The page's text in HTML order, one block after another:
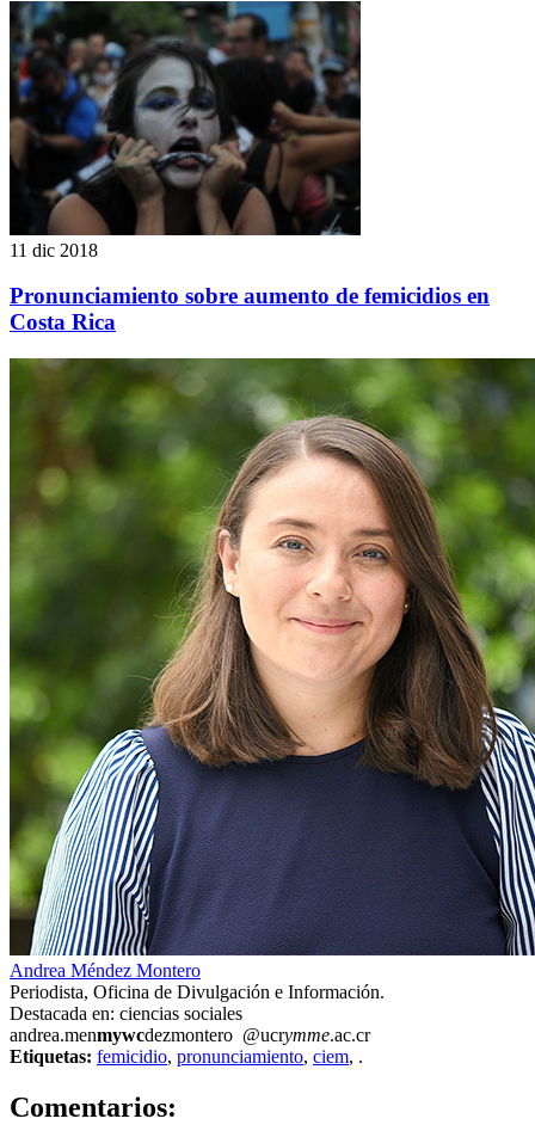
11 dic 2018
Pronunciamiento sobre aumento de femicidios en
Costa Rica
Andrea Méndez Montero
Periodista, Oficina de Divulgación e Información.
Destacada en: ciencias sociales
andrea.menmywcdezmontero @ucrymme.ac.cr
Etiquetas: femicidio, pronunciamiento, ciem, .
Comentarios: